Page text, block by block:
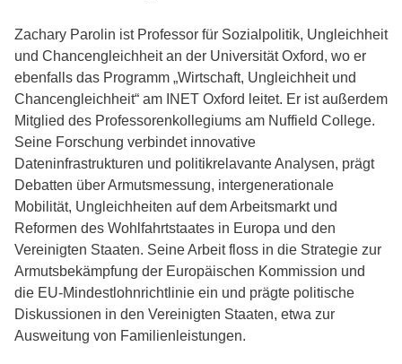
Zachary Parolin ist Professor für Sozialpolitik, Ungleichheit
und Chancengleichheit an der Universität Oxford, wo er
ebenfalls das Programm „Wirtschaft, Ungleichheit und
Chancengleichheit“ am INET Oxford leitet. Er ist außerdem
Mitglied des Professorenkollegiums am Nuffield College.
Seine Forschung verbindet innovative
Dateninfrastrukturen und politikrelavante Analysen, prägt
Debatten über Armutsmessung, intergenerationale
Mobilität, Ungleichheiten auf dem Arbeitsmarkt und
Reformen des Wohlfahrtstaates in Europa und den
Vereinigten Staaten. Seine Arbeit floss in die Strategie zur
Armutsbekämpfung der Europäischen Kommission und
die EU-Mindestlohnrichtlinie ein und prägte politische
Diskussionen in den Vereinigten Staaten, etwa zur
Ausweitung von Familienleistungen.